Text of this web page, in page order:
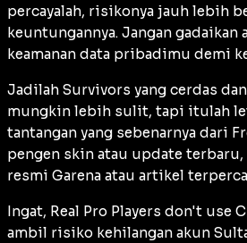
percayalah, risikonya jauh lebih
keuntungannya. Jangan gadaikan
keamanan data pribadimu demi
Jadilah Survivors yang cerdas
mungkin lebih sulit, tapi itulah
tantangan yang sebenarnya dari
pengen skin atau update
resmi Garena atau artikel
Ingat, Real Pro Players don't use
ambil risiko kehilangan akun